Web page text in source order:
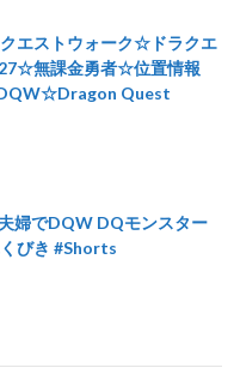
エストウォーク☆ドラクエ
無課金勇者☆位置情報
Quest
婦でDQW DQモンスター
びき #Shorts